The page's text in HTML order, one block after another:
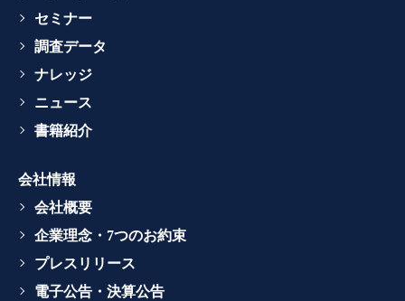
セミナー
調査データ
ナレッジ
ニュース
書籍紹介
会社情報
会社概要
企業理念・7つのお約束
プレスリリース
電子公告・決算公告